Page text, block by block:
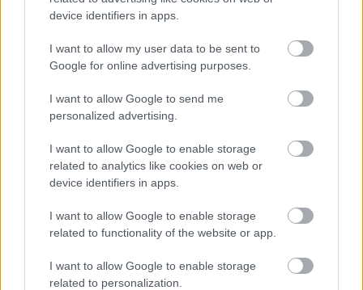
device identifiers in apps.
I want to allow my user data to be sent to
Google for online advertising purposes.
I want to allow Google to send me
personalized advertising.
I want to allow Google to enable storage
related to analytics like cookies on web or
device identifiers in apps.
I want to allow Google to enable storage
related to functionality of the website or app.
I want to allow Google to enable storage
related to personalization.
Wraith Spire gyári hűtő
PRO
6 mag, 12 programszál
16 MB L3 cache